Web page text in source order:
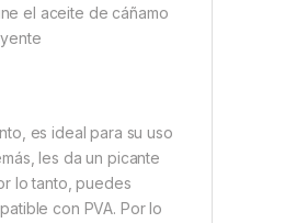
el aceite de cáñamo
es ideal para su uso
les da un picante
lo tanto, puedes
con PVA. Por lo